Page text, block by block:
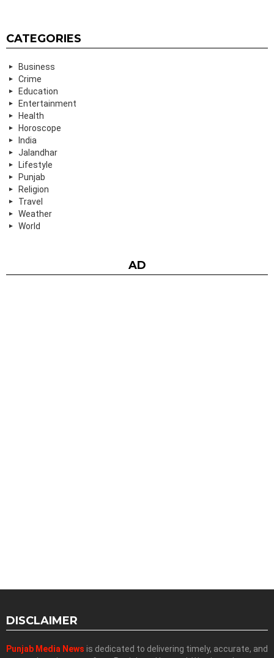
CATEGORIES
Business
Crime
Education
Entertainment
Health
Horoscope
India
Jalandhar
Lifestyle
Punjab
Religion
Travel
Weather
World
AD
DISCLAIMER
Punjab Media News is dedicated to delivering timely, accurate, and